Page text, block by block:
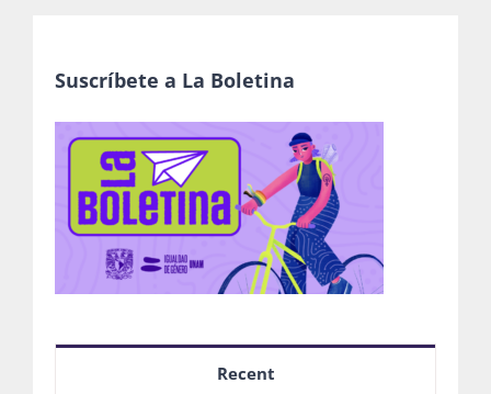
Suscríbete a La Boletina
Recent